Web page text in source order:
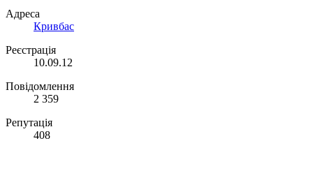
Адреса
Кривбас
Реєстрація
10.09.12
Повідомлення
2 359
Репутація
408